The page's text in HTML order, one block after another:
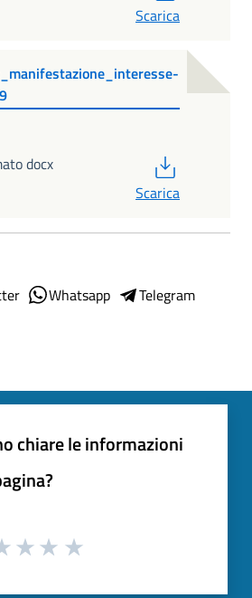
Scarica
docx
Scarica
Whatsapp
Telegram
chiare le informazioni